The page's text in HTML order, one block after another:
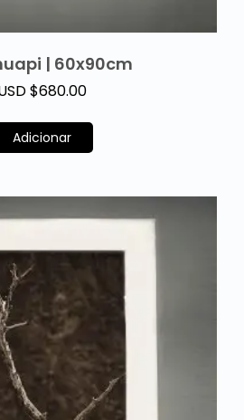
| 60x90cm
$680.00
Adicionar